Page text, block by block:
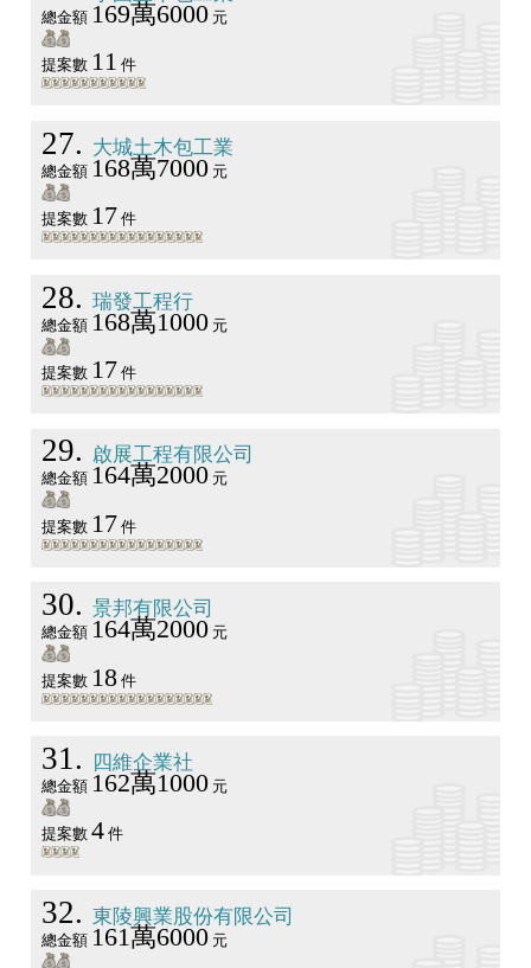
總金額 169萬6000元
提案數 11 件
27 大城土木包工業
總金額 168萬7000元
提案數 17 件
28 瑞發工程行
總金額 168萬1000元
提案數 17 件
29 啟展工程有限公司
總金額 164萬2000元
提案數 17 件
30 景邦有限公司
總金額 164萬2000元
提案數 18件
31 四維企業社
總金額 162萬1000元
提案數 4件
32 東陵興業股份有限公司
總金額 161萬6000元